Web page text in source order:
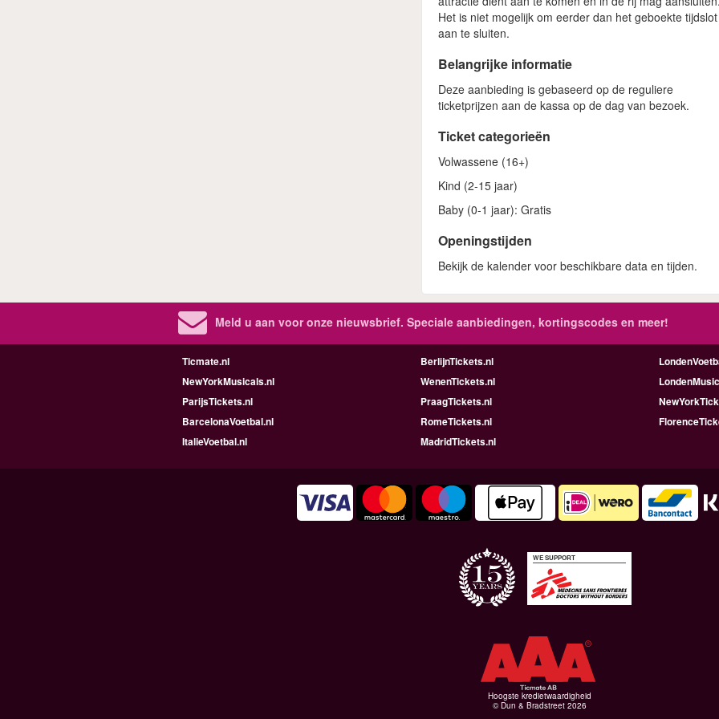
Het is niet mogelijk om eerder dan het geboekte tijdslot
aan te sluiten.
Belangrijke informatie
Deze aanbieding is gebaseerd op de reguliere
ticketprijzen aan de kassa op de dag van bezoek.
Ticket categorieën
Volwassene (16+)
Kind (2-15 jaar)
Baby (0-1 jaar): Gratis
Openingstijden
Bekijk de kalender voor beschikbare data en tijden.
Meld u aan voor onze nieuwsbrief. Speciale aanbiedingen, kortingscodes en meer!
Ticmate.nl BerlijnTickets.nl
NewYorkMusicals.nl
WenenTickets.nl
ParijsTickets.nl
PraagTickets.nl
BarcelonaVoetbal.nl
RomeTickets.nl
ItalieVoetbal.nl
MadridTickets.nl
WE SUPPORT
Hoogste kredietwaardigheid
© Dun & Bradstreet 2026